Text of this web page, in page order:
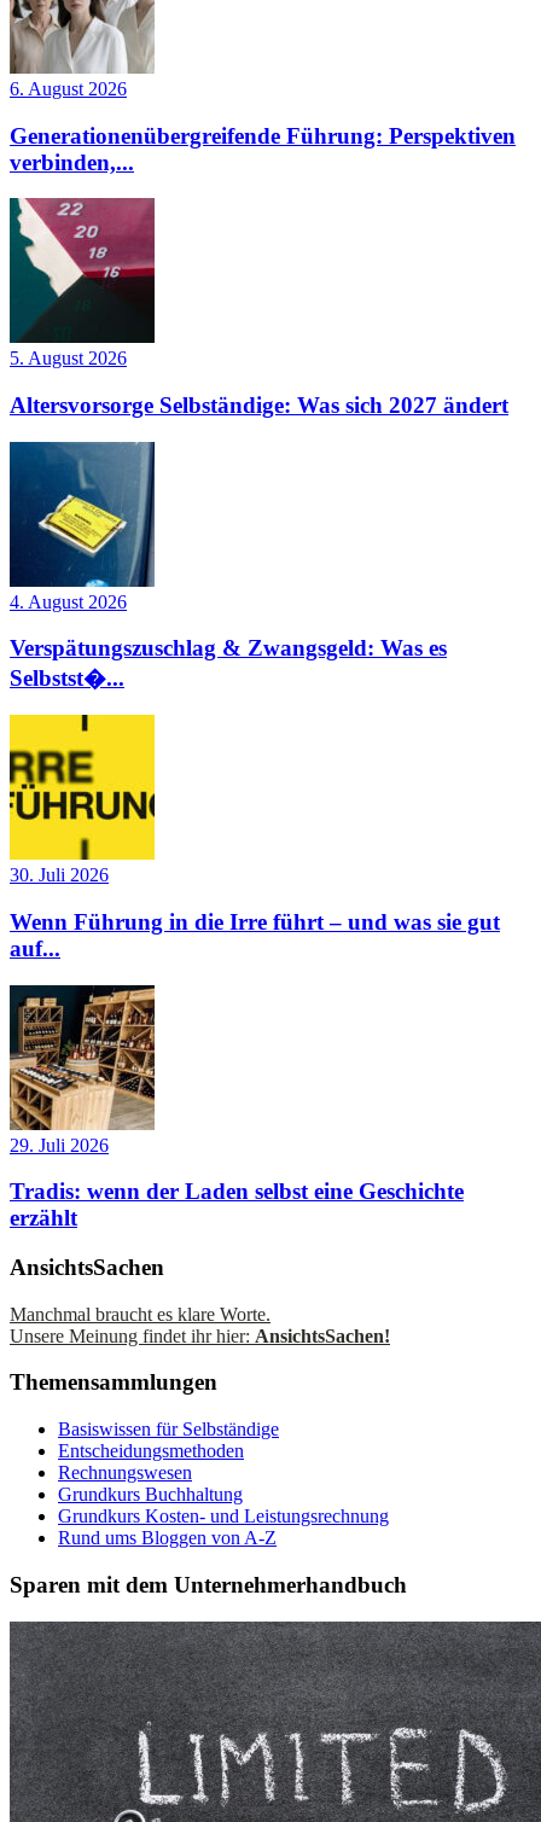
6. August 2026
Generationenübergreifende Führung: Perspektiven
verbinden,...
5. August 2026
Altersvorsorge Selbständige: Was sich 2027 ändert
4. August 2026
Verspätungszuschlag & Zwangsgeld: Was es
Selbstst�...
30. Juli 2026
Wenn Führung in die Irre führt – und was sie gut
auf...
29. Juli 2026
Tradis: wenn der Laden selbst eine Geschichte
erzählt
AnsichtsSachen
Manchmal braucht es klare Worte.
Unsere Meinung findet ihr hier: AnsichtsSachen!
Themensammlungen
Basiswissen für Selbständige
Entscheidungsmethoden
Rechnungswesen
Grundkurs Buchhaltung
Grundkurs Kosten- und Leistungsrechnung
Rund ums Bloggen von A-Z
Sparen mit dem Unternehmerhandbuch